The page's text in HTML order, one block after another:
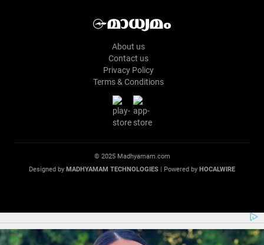
About us
Contact us
Privacy Policy
Terms & Conditions
© 2025 Madhyamam.com
Designed by MADHYAMAM TECHNOLOGIES | Powered by HOCALWIRE